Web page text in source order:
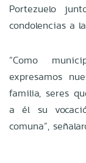
Portezuelo
condolencias a
“Como
expresamos
familia, seres
a él su
comuna”,